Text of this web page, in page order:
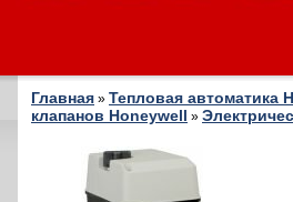
Главная » Тепловая автоматика
клапанов Honeywell »